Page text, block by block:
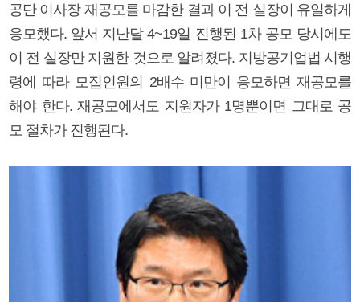
공단 이사장 재공모를 마감한 결과 이 전 실장이 유일하게
응모했다. 앞서 지난달 4~19일 진행된 1차 공모 당시에도
이 전 실장만 지원한 것으로 알려졌다. 지방공기업법 시행
령에 따라 모집인원의 2배수 미만이 응모하면 재공모를
해야 한다. 재공모에서도 지원자가 1명뿐이면 그대로 공
모 절차가 진행된다.